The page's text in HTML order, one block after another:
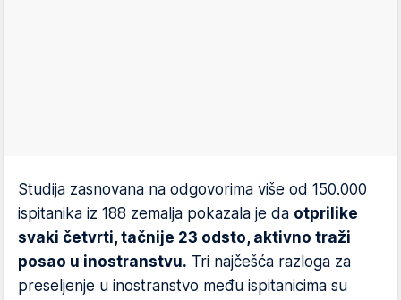
Studija zasnovana na odgovorima više od 150.000
ispitanika iz 188 zemalja pokazala je da otprilike
svaki četvrti, tačnije 23 odsto, aktivno traži
posao u inostranstvu. Tri najčešća razloga za
preseljenje u inostranstvo među ispitanicima su